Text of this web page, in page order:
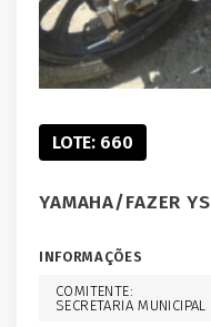
LOTE: 660
YAMAHA/FAZER
INFORMAÇÕES
COMITENTE:
SECRETARIA